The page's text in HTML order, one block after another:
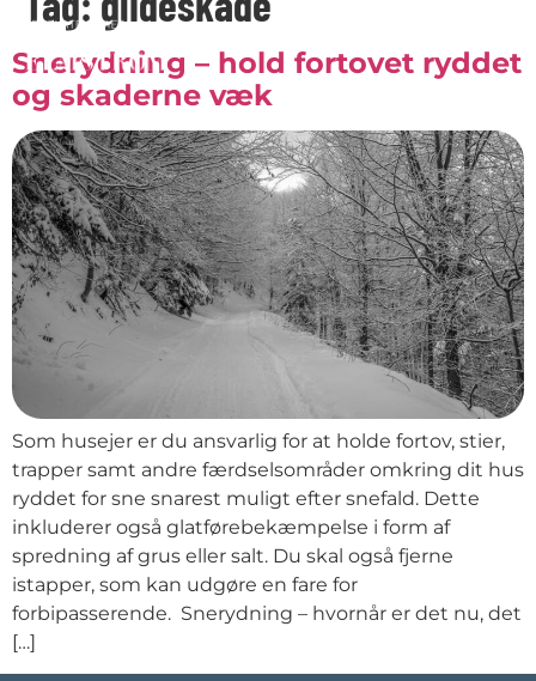
Snerydning – hold fortovet ryddet
og skaderne væk
Som husejer er du ansvarlig for at holde fortov, stier,
trapper samt andre færdselsområder omkring dit hus
ryddet for sne snarest muligt efter snefald. Dette
inkluderer også glatførebekæmpelse i form af
spredning af grus eller salt. Du skal også fjerne
istapper, som kan udgøre en fare for
forbipasserende. Snerydning – hvornår er det nu, det
[…]